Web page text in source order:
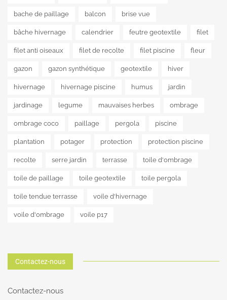
bache de paillage balcon brise vue
bâche hivernage calendrier feutre geotextile filet
filet anti oiseaux filet de recolte filet piscine fleur
gazon gazon synthétique geotextile hiver
hivernage hivernage piscine humus jardin
jardinage legume mauvaises herbes ombrage
ombrage coco paillage pergola piscine
plantation potager protection protection piscine
recolte serre jardin terrasse toile d'ombrage
toile de paillage toile geotextile toile pergola
toile tendue terrasse voile d'hivernage
voile d'ombrage voile p17
Contactez-nous
Contactez-nous